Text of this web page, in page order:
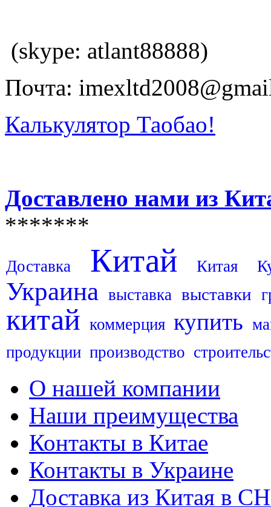
(skype: atlant88888)
Почта:
Калькулятор Таобао!
Доставлено нами из
*******
Доставка Китай Китая
Украина выставка выставки
китай коммерция купить
продукции производство
О нашей компании
Наши преимущества
Контакты в Китае
Контакты в Украине
Доставка из Китая в